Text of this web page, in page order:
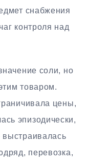
снабжения
контроля над
соли, но
товаром.
цены,
эпизодически,
перевозка,